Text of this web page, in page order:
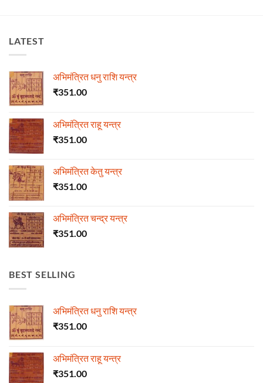
LATEST
अभिमंत्रित धनु राशि यन्त्र
₹351.00
अभिमंत्रित राहू यन्त्र
₹351.00
अभिमंत्रित केतु यन्त्र
₹351.00
अभिमंत्रित चन्द्र यन्त्र
₹351.00
BEST SELLING
अभिमंत्रित धनु राशि यन्त्र
₹351.00
अभिमंत्रित राहू यन्त्र
₹351.00